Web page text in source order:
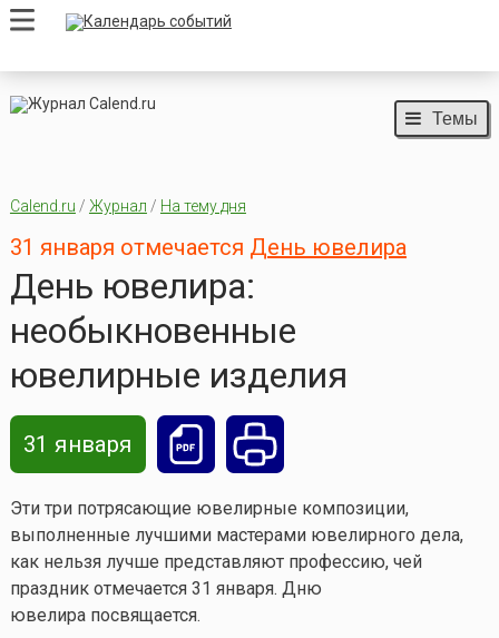
Темы
Calend.ru / Журнал / На тему дня
31 января отмечается День ювелира
День ювелира:
необыкновенные
ювелирные изделия
31 января
Эти три потрясающие ювелирные композиции,
выполненные лучшими мастерами ювелирного дела,
как нельзя лучше представляют профессию, чей
праздник отмечается 31 января. Дню
ювелира посвящается.